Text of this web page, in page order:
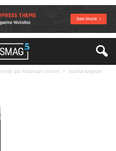
pa mbaruar votimi basha-kryetar